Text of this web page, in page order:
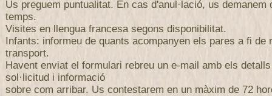
Us preguem puntualitat. En cas d'anul·lació, us demanem
temps.
Visites en llengua francesa segons disponibilitat.
Infants: informeu de quants acompanyen els pares a fi de
transport.
Havent enviat el formulari rebreu un e-mail amb els
sol·licitud i informació
sobre com arribar. Us contestarem en un màxim de 72